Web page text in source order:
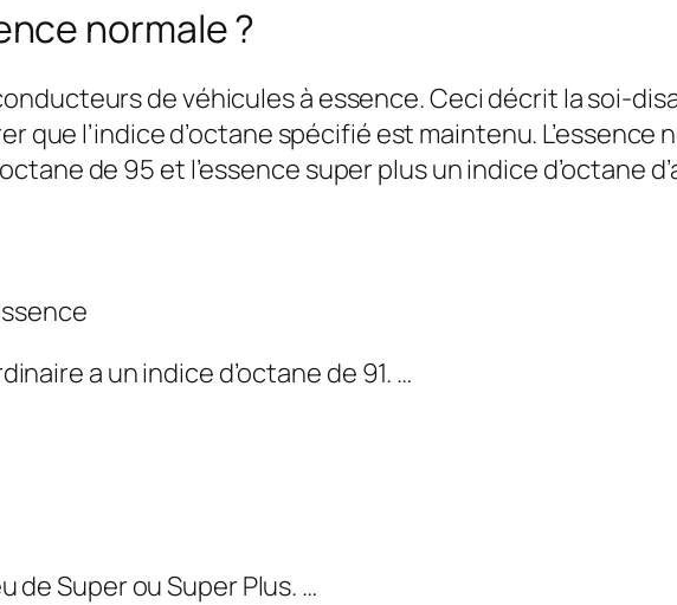
normale ?
de véhicules à essence. Ceci décrit la soi-
que l’indice d’octane spécifié est maintenu. L’essence
de 95 et l’essence super plus un indice d’octane
a un indice d’octane de 91. …
de Super ou Super Plus. …